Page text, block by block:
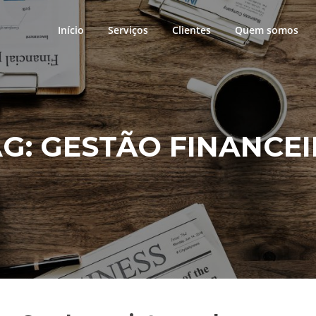
Início Serviços Clientes Quem somos
GESTÃO